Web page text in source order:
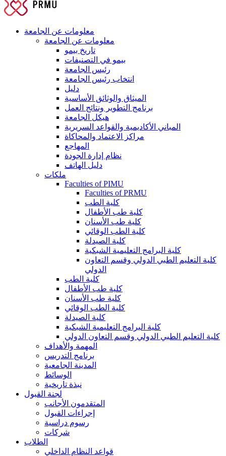
معلومات عن الجامعة
معلومات عن الجامعة
تاريخ بيمو
بيمو في التصنيفات
رئيس الجامعة
انتخاب رئيس الجامعة
دليل
الميثاق والوثائق الأساسية
برنامج التطوير ونتائج العمل
هيكل الجامعة
المباني الأكاديمية والقواعد السريرية
مراكز الاعتماد والمحاكاة
المهاجع
نظام إدارة الجودة
دليل الهاتف
ملكات
Faculties of PIMU
Faculties of PRMU
كلية الطب
كلية طب الأطفال
كلية طب الأسنان
كلية الطب الوقائي
كلية الصيدلة
كلية البرامج التعليمية الشبكية
كلية التعليم الطبي الدولي وقسم التعاون
الدولي
كلية الطب
كلية طب الأطفال
كلية طب الأسنان
كلية الطب الوقائي
كلية الصيدلة
كلية البرامج التعليمية الشبكية
كلية التعليم الطبي الدولي وقسم التعاون الدولي
المهمة والأهداف
برنامج التدريس
المدينة الجامعية
الوسائط
نبذة تاريخية
لجنة القبول
المتقدمون الأجانب
إجراءات القبول
رسوم دراسية
شركات
الطلاب
قواعد النظام الداخلي